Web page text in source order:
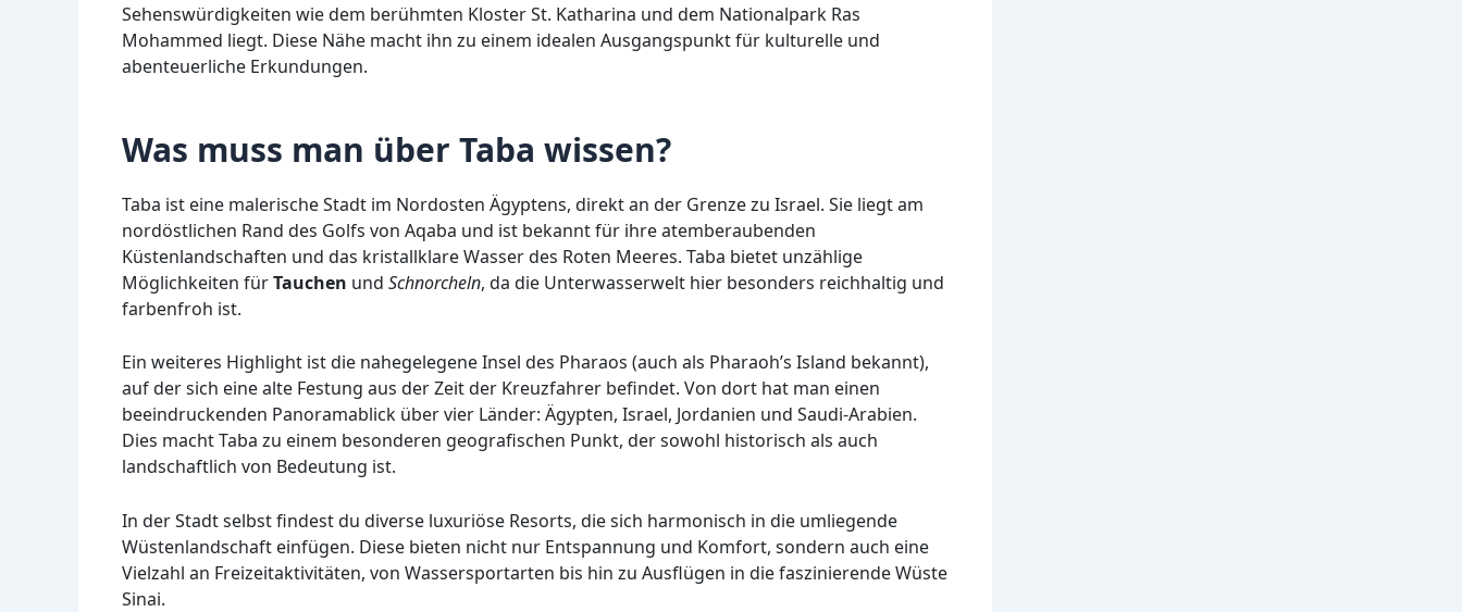
Sehenswürdigkeiten wie dem berühmten Kloster St. Katharina und dem Nationalpark Ras
Mohammed liegt. Diese Nähe macht ihn zu einem idealen Ausgangspunkt für kulturelle und
abenteuerliche Erkundungen.
Was muss man über Taba wissen?
Taba ist eine malerische Stadt im Nordosten Ägyptens, direkt an der Grenze zu Israel. Sie liegt am
nordöstlichen Rand des Golfs von Aqaba und ist bekannt für ihre atemberaubenden
Küstenlandschaften und das kristallklare Wasser des Roten Meeres. Taba bietet unzählige
Möglichkeiten fürTauchen und Schnorcheln, da die Unterwasserwelt hier besonders reichhaltig und
farbenfroh ist.
Ein weiteres Highlight ist die nahegelegene Insel des Pharaos (auch als Pharaoh’s Island bekannt),
auf der sich eine alte Festung aus der Zeit der Kreuzfahrer befindet. Von dort hat man einen
beeindruckenden Panoramablick über vier Länder: Ägypten, Israel, Jordanien und Saudi-Arabien.
Dies macht Taba zu einem besonderen geografischen Punkt, der sowohl historisch als auch
landschaftlich von Bedeutung ist.
In der Stadt selbst findest du diverse luxuriöse Resorts, die sich harmonisch in die umliegende
Wüstenlandschaft einfügen. Diese bieten nicht nur Entspannung und Komfort, sondern auch eine
Vielzahl an Freizeitaktivitäten, von Wassersportarten bis hin zu Ausflügen in die faszinierende Wüste
Sinai.